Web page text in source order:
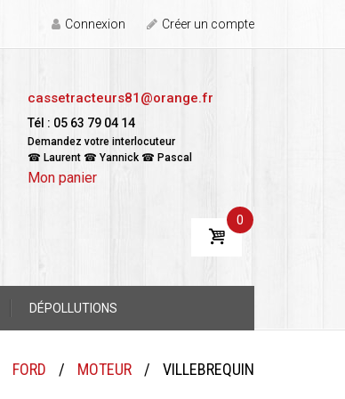
Connexion Créer un compte
cassetracteurs81@orange.fr
Tél : 05 63 79 04 14
Demandez votre interlocuteur
☎ Laurent ☎ Yannick ☎ Pascal
Mon panier
0
DÉPOLLUTIONS
FORD / MOTEUR / VILLEBREQUIN